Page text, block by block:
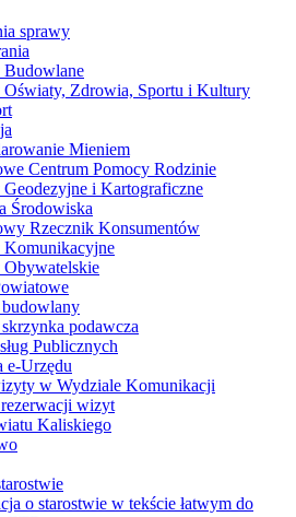
sprawy
Budowlane
Oświaty, Zdrowia, Sportu i Kultury
Mieniem
Centrum Pomocy Rodzinie
Geodezyjne i Kartograficzne
Środowiska
Rzecznik Konsumentów
Komunikacyjne
Obywatelskie
podawcza
Publicznych
e-Urzędu
w Wydziale Komunikacji
wizyt
Kaliskiego
o starostwie w tekście łatwym do